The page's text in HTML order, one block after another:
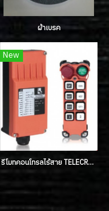
ผ้าเบรค
New
รีโมทคอนโทรลไร้สาย TELECRANE